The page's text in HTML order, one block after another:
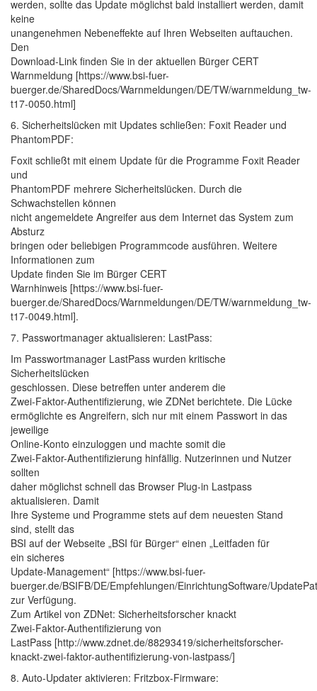
werden, sollte das Update möglichst bald installiert werden, damit
keine
unangenehmen Nebeneffekte auf Ihren Webseiten auftauchen.
Den
Download-Link finden Sie in der aktuellen Bürger CERT
Warnmeldung [https://www.bsi-fuer-
buerger.de/SharedDocs/Warnmeldungen/DE/TW/warnmeldung_tw-
t17-0050.html]
6. Sicherheitslücken mit Updates schließen: Foxit Reader und
PhantomPDF:
Foxit schließt mit einem Update für die Programme Foxit Reader
und
PhantomPDF mehrere Sicherheitslücken. Durch die
Schwachstellen können
nicht angemeldete Angreifer aus dem Internet das System zum
Absturz
bringen oder beliebigen Programmcode ausführen. Weitere
Informationen zum
Update finden Sie im Bürger CERT
Warnhinweis [https://www.bsi-fuer-
buerger.de/SharedDocs/Warnmeldungen/DE/TW/warnmeldung_tw-
t17-0049.html].
7. Passwortmanager aktualisieren: LastPass:
Im Passwortmanager LastPass wurden kritische
Sicherheitslücken
geschlossen. Diese betreffen unter anderem die
Zwei-Faktor-Authentifizierung, wie ZDNet berichtete. Die Lücke
ermöglichte es Angreifern, sich nur mit einem Passwort in das
jeweilige
Online-Konto einzuloggen und machte somit die
Zwei-Faktor-Authentifizierung hinfällig. Nutzerinnen und Nutzer
sollten
daher möglichst schnell das Browser Plug-in Lastpass
aktualisieren. Damit
Ihre Systeme und Programme stets auf dem neuesten Stand
sind, stellt das
BSI auf der Webseite „BSI für Bürger“ einen „Leitfaden für
ein sicheres
Update-Management“ [https://www.bsi-fuer-
buerger.de/BSIFB/DE/Empfehlungen/EinrichtungSoftware/
zur Verfügung.
Zum Artikel von ZDNet: Sicherheitsforscher knackt
Zwei-Faktor-Authentifizierung von
LastPass [http://www.zdnet.de/88293419/sicherheitsforscher-
knackt-zwei-faktor-authentifizierung-von-lastpass/]
8. Auto-Updater aktivieren: Fritzbox-Firmware: